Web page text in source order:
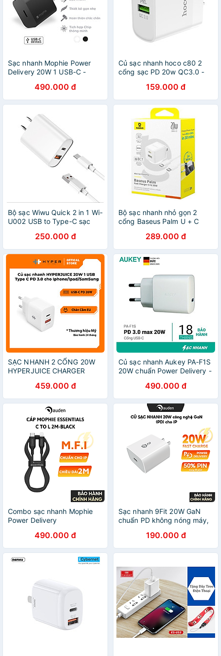
Sạc nhanh Mophie Power
Delivery 20W 1 USB-C -
490.000 đ
Củ sạc nhanh hoco c80 2
cổng sạc PD 20w QC3.0 -
quick changre 3.0 cho
iphone samsung...vv - hàng
chính hãng
159.000 đ
Bộ sạc Wiwu Quick 2 in 1 Wi-
U002 USB to Type-C sạc
minh bảo vệ an toàn sạc -
Hàng chính hãng
250.000 đ
Bộ sạc nhanh nhỏ gọn 2
cổng Baseus Palm U + C
dài 1M) - Hàng chính hãng
289.000 đ
SẠC NHANH 2 CỔNG 20W
HYPERJUICE CHARGER
Hàng Chính Hãng
459.000 đ
Củ sạc nhanh Aukey PA-F1S
20W chuẩn Power Delivery -
490.000 đ
Combo sạc nhanh Mophie
Power Delivery
Essential cho điện thoại
iPhone, bảo hành 24 tháng -
Hàng chính hãng
490.000 đ
Sạc nhanh 9Fit 20W GaN
chuẩn PD không nóng máy,
dòng Android / lOS - Hàng
chính hãng
190.000 đ